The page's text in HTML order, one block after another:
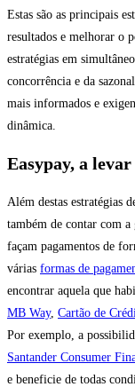
Estas são as principais
resultados e melhorar o
estratégias em
concorrência e da
mais informados e
dinâmica.
Easypay, a
Além destas estratégias
também de contar com a
façam pagamentos de
várias formas de
encontrar aquela que
MB Way, Cartão de
Por exemplo, a
Santander Consumer
e beneficie de todas